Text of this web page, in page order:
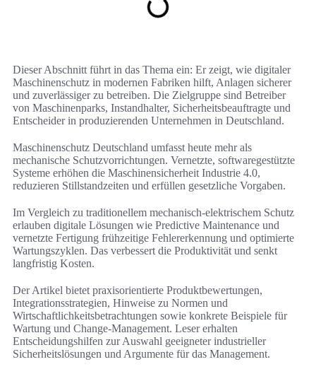
Dieser Abschnitt führt in das Thema ein: Er zeigt, wie digitaler
Maschinenschutz in modernen Fabriken hilft, Anlagen sicherer
und zuverlässiger zu betreiben. Die Zielgruppe sind Betreiber
von Maschinenparks, Instandhalter, Sicherheitsbeauftragte und
Entscheider in produzierenden Unternehmen in Deutschland.
Maschinenschutz Deutschland umfasst heute mehr als
mechanische Schutzvorrichtungen. Vernetzte, softwaregestützte
Systeme erhöhen die Maschinensicherheit Industrie 4.0,
reduzieren Stillstandzeiten und erfüllen gesetzliche Vorgaben.
Im Vergleich zu traditionellem mechanisch-elektrischem Schutz
erlauben digitale Lösungen wie Predictive Maintenance und
vernetzte Fertigung frühzeitige Fehlererkennung und optimierte
Wartungszyklen. Das verbessert die Produktivität und senkt
langfristig Kosten.
Der Artikel bietet praxisorientierte Produktbewertungen,
Integrationsstrategien, Hinweise zu Normen und
Wirtschaftlichkeitsbetrachtungen sowie konkrete Beispiele für
Wartung und Change-Management. Leser erhalten
Entscheidungshilfen zur Auswahl geeigneter industrieller
Sicherheitslösungen und Argumente für das Management.